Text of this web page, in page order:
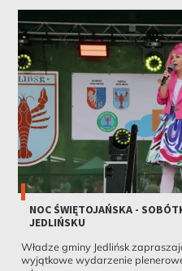
NOC ŚWIĘTOJAŃSKA -
JEDLIŃSKU
Władze gminy Jedlińsk
wyjątkowe wydarzenie